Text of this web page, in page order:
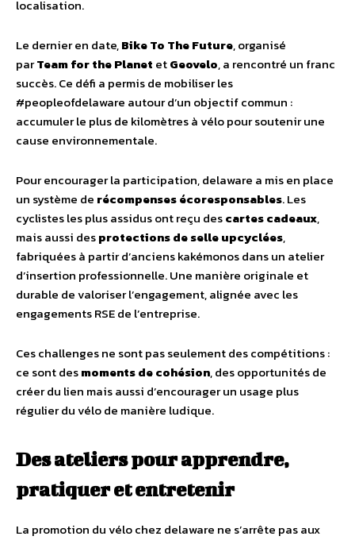
localisation.
Le dernier en date,Bike To The Future, organisé
parTeam for the Planet etGeovelo, a rencontré un franc
succès. Ce défi a permis de mobiliser les
#peopleofdelaware autour d’un objectif commun :
accumuler le plus de kilomètres à vélo pour soutenir une
cause environnementale.
Pour encourager la participation, delaware a mis en place
un système de récompenses écoresponsables. Les
cyclistes les plus assidus ont reçu descartes cadeaux,
mais aussi desprotections de selle upcyclées,
fabriquées à partir d’anciens kakémonos dans un atelier
d’insertion professionnelle. Une manière originale et
durable de valoriser l’engagement, alignée avec les
engagements RSE de l’entreprise.
Ces challenges ne sont pas seulement des compétitions :
ce sont desmoments de cohésion, des opportunités de
créer du lien mais aussi d’encourager un usage plus
régulier du vélo de manière ludique.
Des ateliers pour apprendre,
pratiquer et entretenir
La promotion du vélo chez delaware ne s’arrête pas aux